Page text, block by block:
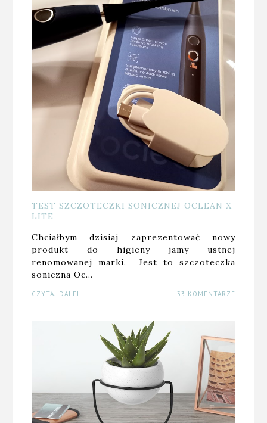
TEST SZCZOTECZKI SONICZNEJ OCLEAN X
LITE
Chciałbym dzisiaj zaprezentować nowy
produkt do higieny jamy ustnej
renomowanej marki. Jest to szczoteczka
soniczna Oc…
CZYTAJ DALEJ 33 KOMENTARZE